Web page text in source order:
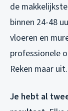
de
binnen 24-48
vloeren en
professionele
Reken maar uit.
Je hebt al